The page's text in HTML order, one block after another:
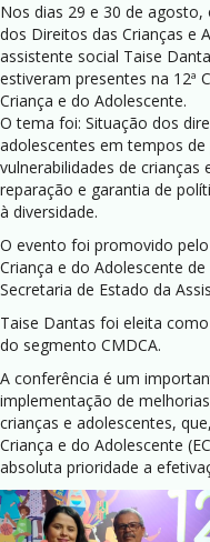
Nos dias 29 e 30 de
dos Direitos das Crianças e
assistente social Taise
estiveram presentes na 12ª
Criança e do Adolescente.
O tema foi: Situação dos
adolescentes em tempos
vulnerabilidades de crianças
reparação e garantia de
à diversidade.
O evento foi promovido
Criança e do Adolescente
Secretaria de Estado da
Taise Dantas foi eleita
do segmento CMDCA.
A conferência é um
implementação de
crianças e adolescentes,
Criança e do Adolescente
absoluta prioridade a